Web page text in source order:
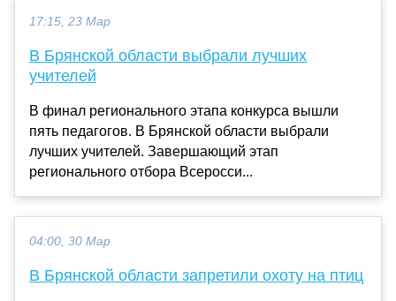
17:15, 23 Мар
В Брянской области выбрали лучших
учителей
В финал регионального этапа конкурса вышли
пять педагогов. В Брянской области выбрали
лучших учителей. Завершающий этап
регионального отбора Всеросси...
04:00, 30 Мар
В Брянской области запретили охоту на птиц